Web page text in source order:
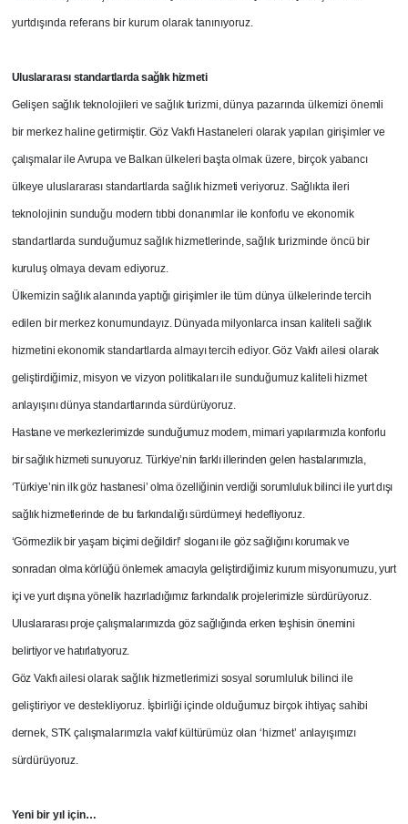
yurtdışında referans bir kurum olarak tanınıyoruz.
Uluslararası standartlarda sağlık hizmeti
Gelişen sağlık teknolojileri ve sağlık turizmi, dünya pazarında ülkemizi önemli
bir merkez haline getirmiştir. Göz Vakfı Hastaneleri olarak yapılan girişimler ve
çalışmalar ile Avrupa ve Balkan ülkeleri başta olmak üzere, birçok yabancı
ülkeye uluslararası standartlarda sağlık hizmeti veriyoruz. Sağlıkta ileri
teknolojinin sunduğu modern tıbbi donanımlar ile konforlu ve ekonomik
standartlarda sunduğumuz sağlık hizmetlerinde, sağlık turizminde öncü bir
kuruluş olmaya devam ediyoruz.
Ülkemizin sağlık alanında yaptığı girişimler ile tüm dünya ülkelerinde tercih
edilen bir merkez konumundayız. Dünyada milyonlarca insan kaliteli sağlık
hizmetini ekonomik standartlarda almayı tercih ediyor. Göz Vakfı ailesi olarak
geliştirdiğimiz, misyon ve vizyon politikaları ile sunduğumuz kaliteli hizmet
anlayışını dünya standartlarında sürdürüyoruz.
Hastane ve merkezlerimizde sunduğumuz modern, mimari yapılarımızla konforlu
bir sağlık hizmeti sunuyoruz. Türkiye’nin farklı illerinden gelen hastalarımızla,
‘Türkiye’nin ilk göz hastanesi’ olma özelliğinin verdiği sorumluluk bilinci ile yurt dışı
sağlık hizmetlerinde de bu farkındalığı sürdürmeyi hedefliyoruz.
‘Görmezlik bir yaşam biçimi değildir!’ sloganı ile göz sağlığını korumak ve
sonradan olma körlüğü önlemek amacıyla geliştirdiğimiz kurum misyonumuzu, yurt
içi ve yurt dışına yönelik hazırladığımız farkındalık projelerimizle sürdürüyoruz.
Uluslararası proje çalışmalarımızda göz sağlığında erken teşhisin önemini
belirtiyor ve hatırlatıyoruz.
Göz Vakfı ailesi olarak sağlık hizmetlerimizi sosyal sorumluluk bilinci ile
geliştiriyor ve destekliyoruz. İşbirliği içinde olduğumuz birçok ihtiyaç sahibi
dernek, STK çalışmalarımızla vakıf kültürümüz olan ‘hizmet’ anlayışımızı
sürdürüyoruz.
Yeni bir yıl için…